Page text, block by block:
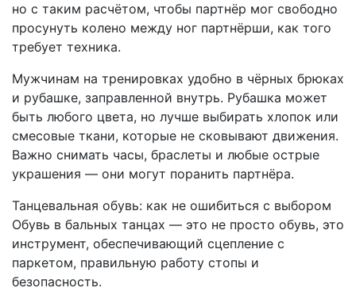
но с таким расчётом, чтобы партнёр мог свободно
просунуть колено между ног партнёрши, как того
требует техника.
Мужчинам на тренировках удобно в чёрных брюках
и рубашке, заправленной внутрь. Рубашка может
быть любого цвета, но лучше выбирать хлопок или
смесовые ткани, которые не сковывают движения.
Важно снимать часы, браслеты и любые острые
украшения — они могут поранить партнёра.
Танцевальная обувь: как не ошибиться с выбором
Обувь в бальных танцах — это не просто обувь, это
инструмент, обеспечивающий сцепление с
паркетом, правильную работу стопы и
безопасность.